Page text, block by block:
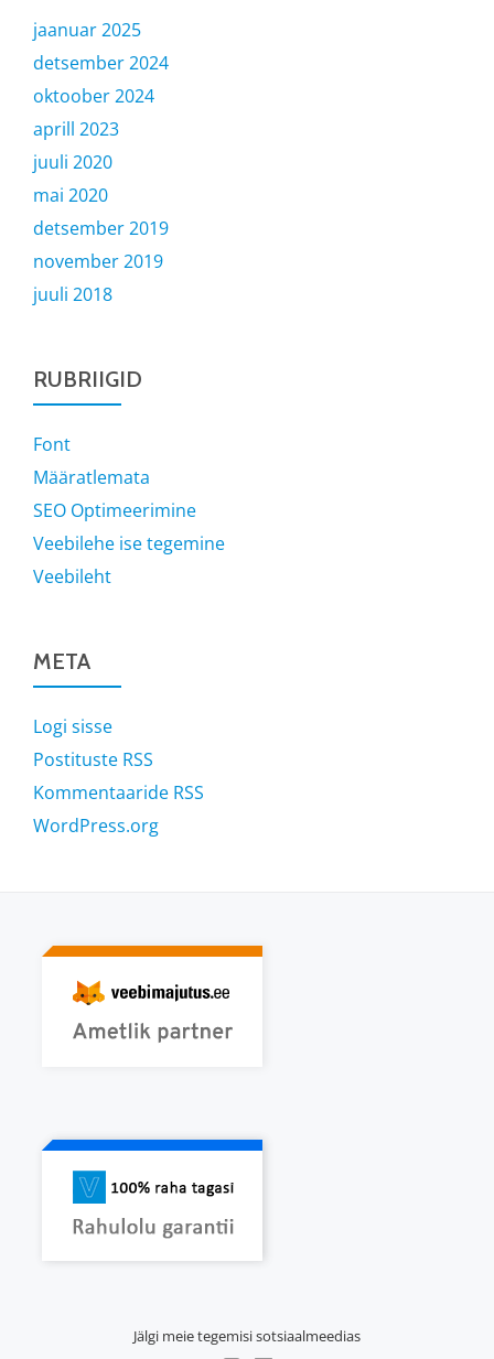
jaanuar 2025
detsember 2024
oktoober 2024
aprill 2023
juuli 2020
mai 2020
detsember 2019
november 2019
juuli 2018
RUBRIIGID
Font
Määratlemata
SEO Optimeerimine
Veebilehe ise tegemine
Veebileht
META
Logi sisse
Postituste RSS
Kommentaaride RSS
WordPress.org
Jälgi meie tegemisi sotsiaalmeedias